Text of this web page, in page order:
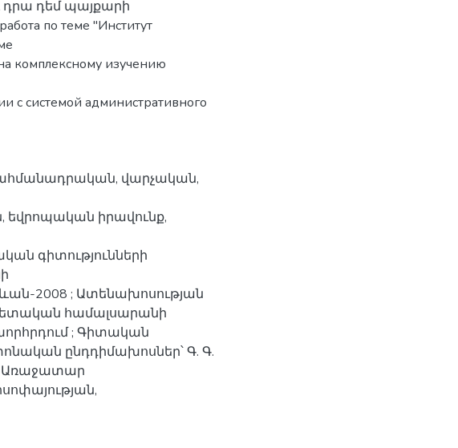
դեմ պայքարի
по теме "Институт
комплексному изучению
с системой административного
վարչական,
իրավունք,
գիտությունների
2008 ; Ատենախոսության
համալսարանի
; Գիտական
ընդդիմախոսներ՝ Գ. Գ.
; Առաջատար